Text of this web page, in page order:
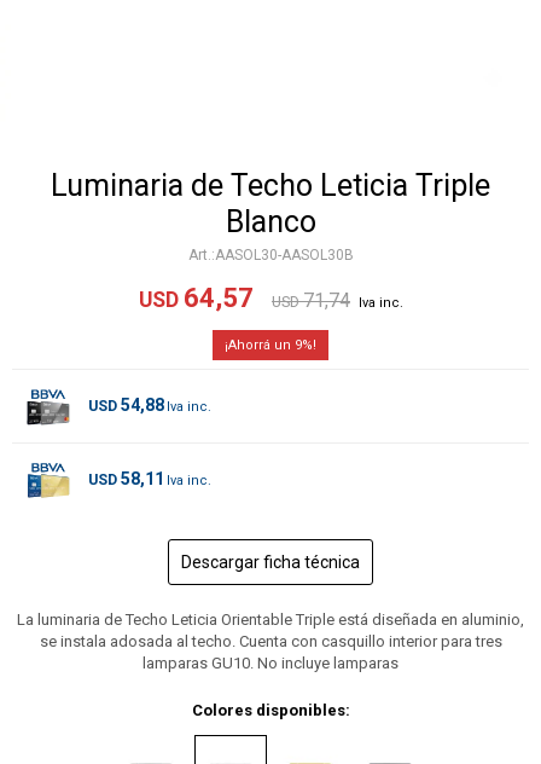
Luminaria de Techo Leticia Triple
Blanco
AASOL30-AASOL30B
USD 64,57 USD 71,74
9
USD 54,88
USD 58,11
Descargar ficha técnica
La luminaria de Techo Leticia Orientable Triple está diseñada en aluminio,
se instala adosada al techo. Cuenta con casquillo interior para tres
lamparas GU10. No incluye lamparas
Colores disponibles: